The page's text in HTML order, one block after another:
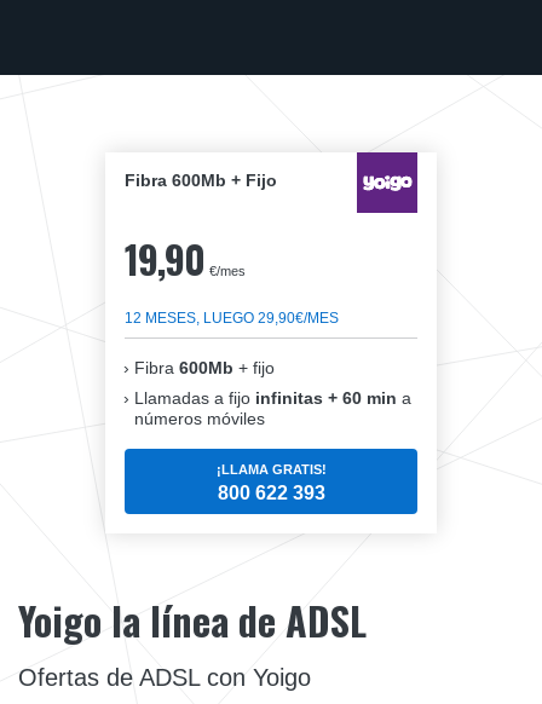
Fibra 600Mb + Fijo
19,90 €/mes
12 MESES, LUEGO 29,90€/MES
Fibra 600Mb + fijo
Llamadas a fijo infinitas + 60 min a
números móviles
¡LLAMA GRATIS!
800 622 393
Yoigo la línea de ADSL
Ofertas de ADSL con Yoigo